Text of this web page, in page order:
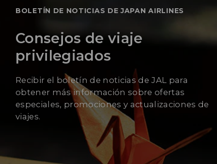
BOLETÍN DE NOTICIAS DE JAPAN AIRLINES
Consejos de viaje
privilegiados
Recibir el boletín de noticias de JAL para
obtener más información sobre ofertas
especiales, promociones y actualizaciones de
viajes.